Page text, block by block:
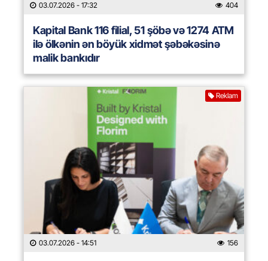
03.07.2026 - 17:32 404
Kapital Bank 116 filial, 51 şöbə və 1274 ATM
ilə ölkənin ən böyük xidmət şəbəkəsinə
malik bankıdır
Reklam
03.07.2026 - 14:51 156